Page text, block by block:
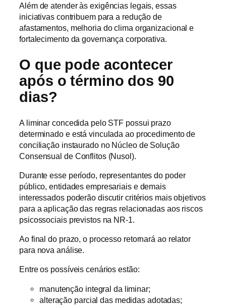
Além de atender às exigências legais, essas
iniciativas contribuem para a redução de
afastamentos, melhoria do clima organizacional e
fortalecimento da governança corporativa.
O que pode acontecer
após o término dos 90
dias?
A liminar concedida pelo STF possui prazo
determinado e está vinculada ao procedimento de
conciliação instaurado no Núcleo de Solução
Consensual de Conflitos (Nusol).
Durante esse período, representantes do poder
público, entidades empresariais e demais
interessados poderão discutir critérios mais objetivos
para a aplicação das regras relacionadas aos riscos
psicossociais previstos na NR-1.
Ao final do prazo, o processo retornará ao relator
para nova análise.
Entre os possíveis cenários estão:
manutenção integral da liminar;
alteração parcial das medidas adotadas;